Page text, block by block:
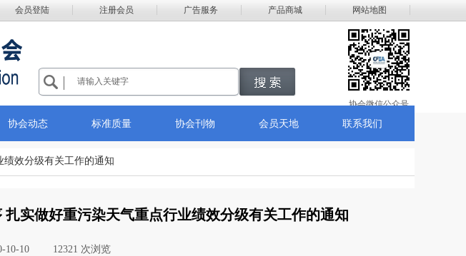
搜索
协会微信公众号
会员登陆 注册会员 广告服务 产品商城 网站地图
协会动态 标准质量 协会刊物 会员天地 联系我们
效分级有关工作的通知
实做好重污染天气重点行业绩效分级有关工作的通知
10-10 12321 次浏览